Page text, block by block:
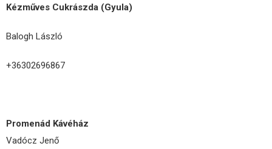
Kézműves Cukrászda (Gyula)
Balogh László
+36302696867
Promenád Kávéház
Vadócz Jenő